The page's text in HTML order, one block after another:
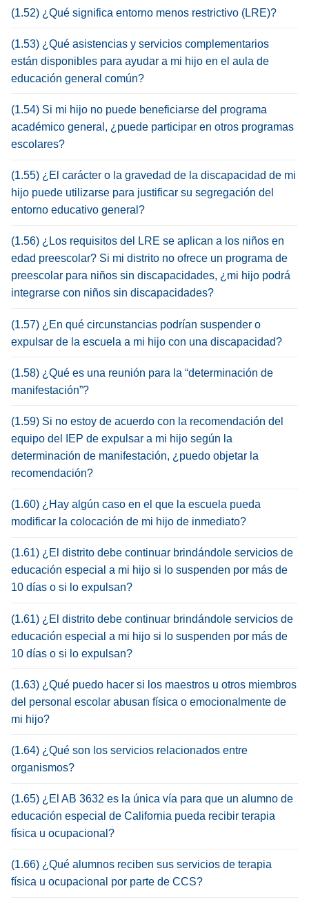
(1.52) ¿Qué significa entorno menos restrictivo (LRE)?
(1.53) ¿Qué asistencias y servicios complementarios
están disponibles para ayudar a mi hijo en el aula de
educación general común?
(1.54) Si mi hijo no puede beneficiarse del programa
académico general, ¿puede participar en otros programas
escolares?
(1.55) ¿El carácter o la gravedad de la discapacidad de mi
hijo puede utilizarse para justificar su segregación del
entorno educativo general?
(1.56) ¿Los requisitos del LRE se aplican a los niños en
edad preescolar? Si mi distrito no ofrece un programa de
preescolar para niños sin discapacidades, ¿mi hijo podrá
integrarse con niños sin discapacidades?
(1.57) ¿En qué circunstancias podrían suspender o
expulsar de la escuela a mi hijo con una discapacidad?
(1.58) ¿Qué es una reunión para la “determinación de
manifestación”?
(1.59) Si no estoy de acuerdo con la recomendación del
equipo del IEP de expulsar a mi hijo según la
determinación de manifestación, ¿puedo objetar la
recomendación?
(1.60) ¿Hay algún caso en el que la escuela pueda
modificar la colocación de mi hijo de inmediato?
(1.61) ¿El distrito debe continuar brindándole servicios de
educación especial a mi hijo si lo suspenden por más de
10 días o si lo expulsan?
(1.61) ¿El distrito debe continuar brindándole servicios de
educación especial a mi hijo si lo suspenden por más de
10 días o si lo expulsan?
(1.63) ¿Qué puedo hacer si los maestros u otros miembros
del personal escolar abusan física o emocionalmente de
mi hijo?
(1.64) ¿Qué son los servicios relacionados entre
organismos?
(1.65) ¿El AB 3632 es la única vía para que un alumno de
educación especial de California pueda recibir terapia
física u ocupacional?
(1.66) ¿Qué alumnos reciben sus servicios de terapia
física u ocupacional por parte de CCS?